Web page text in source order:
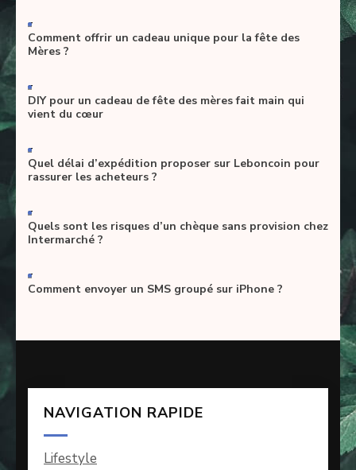
-
Comment offrir un cadeau unique pour la fête des
Mères ?
-
DIY pour un cadeau de fête des mères fait main qui
vient du cœur
-
Quel délai d’expédition proposer sur Leboncoin pour
rassurer les acheteurs ?
-
Quels sont les risques d’un chèque sans provision chez
Intermarché ?
-
Comment envoyer un SMS groupé sur iPhone ?
NAVIGATION RAPIDE
Lifestyle